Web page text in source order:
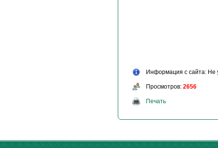
Информация с сайта: Не
Просмотров: 2656
Печать